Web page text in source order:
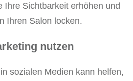
Ihre Sichtbarkeit erhöhen und
Ihren Salon locken.
nutzen
sozialen Medien kann helfen,